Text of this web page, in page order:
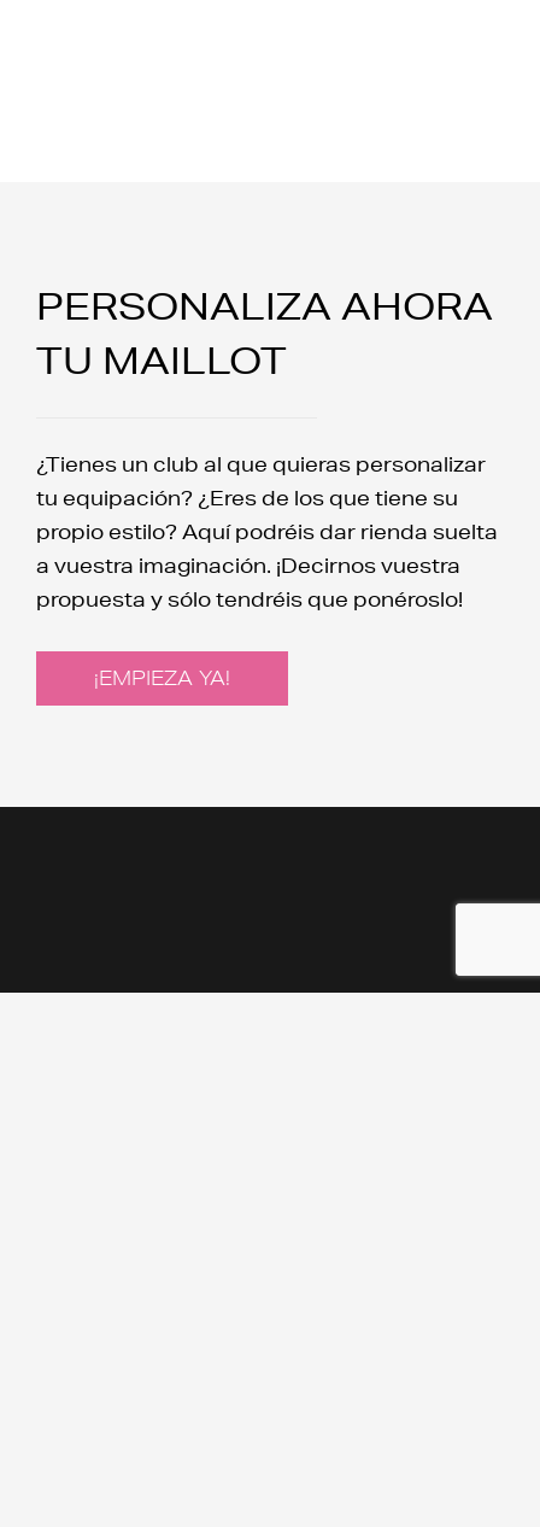
PERSONALIZA AHORA
TU MAILLOT
¿Tienes un club al que quieras personalizar
tu equipación? ¿Eres de los que tiene su
propio estilo? Aquí podréis dar rienda suelta
a vuestra imaginación. ¡Decirnos vuestra
propuesta y sólo tendréis que ponéroslo!
¡EMPIEZA YA!